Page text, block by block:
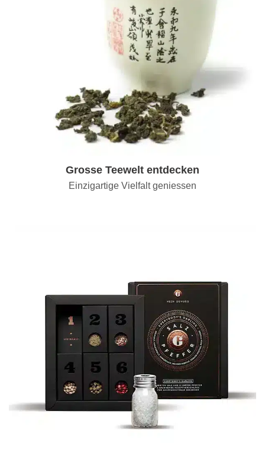
Grosse Teewelt entdecken
Einzigartige Vielfalt geniessen